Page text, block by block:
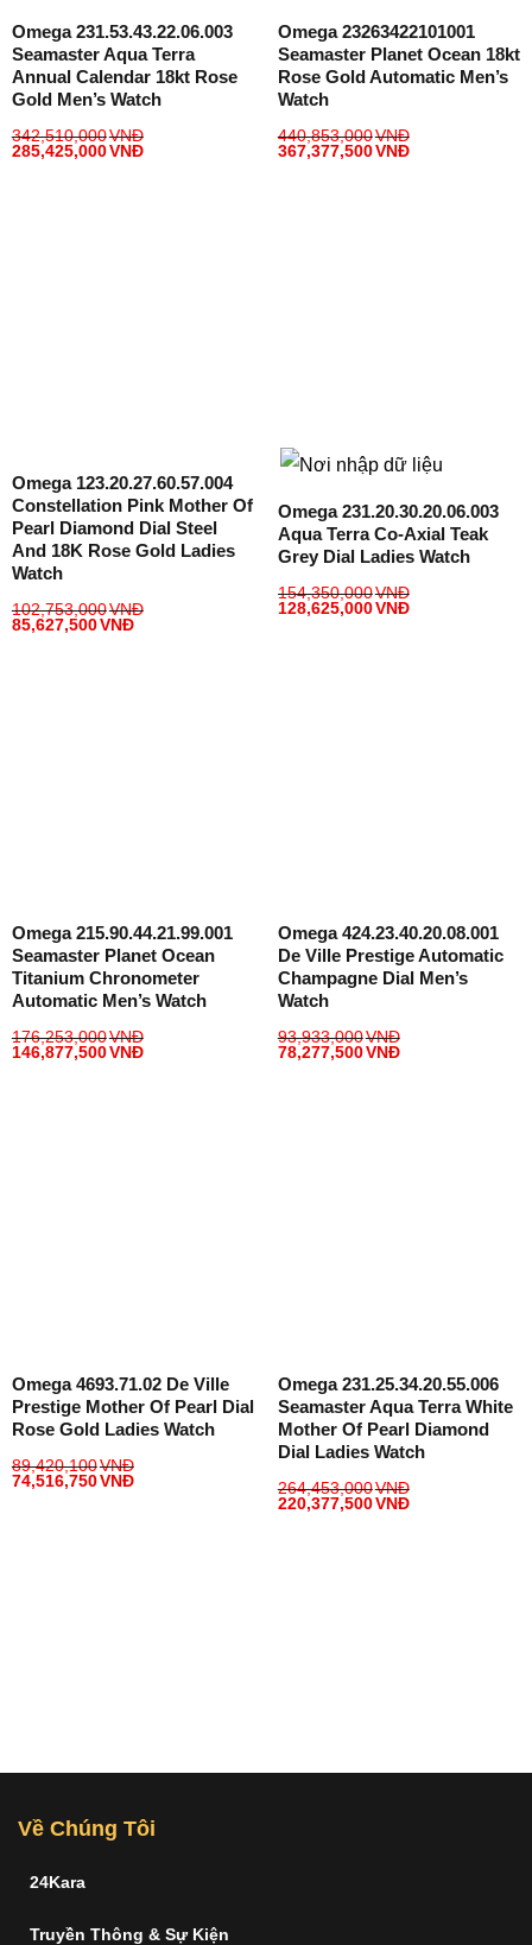
Omega 231.53.43.22.06.003
Seamaster Aqua Terra
Annual Calendar 18kt Rose
Gold Men’s Watch
342,510,000VNĐ
285,425,000VNĐ
Omega 23263422101001
Seamaster Planet Ocean 18kt
Rose Gold Automatic Men’s
Watch
440,853,000VNĐ
367,377,500VNĐ
Omega 123.20.27.60.57.004
Constellation Pink Mother Of
Pearl Diamond Dial Steel
And 18K Rose Gold Ladies
Watch
102,753,000VNĐ
85,627,500VNĐ
Omega 231.20.30.20.06.003
Aqua Terra Co-Axial Teak
Grey Dial Ladies Watch
154,350,000VNĐ
128,625,000VNĐ
Omega 215.90.44.21.99.001
Seamaster Planet Ocean
Titanium Chronometer
Automatic Men’s Watch
176,253,000VNĐ
146,877,500VNĐ
Omega 424.23.40.20.08.001
De Ville Prestige Automatic
Champagne Dial Men’s
Watch
93,933,000VNĐ
78,277,500VNĐ
Omega 4693.71.02 De Ville
Prestige Mother Of Pearl Dial
Rose Gold Ladies Watch
89,420,100VNĐ
74,516,750VNĐ
Omega 231.25.34.20.55.006
Seamaster Aqua Terra White
Mother Of Pearl Diamond
Dial Ladies Watch
264,453,000VNĐ
220,377,500VNĐ
Về Chúng Tôi
24Kara
Truyền Thông & Sự Kiện